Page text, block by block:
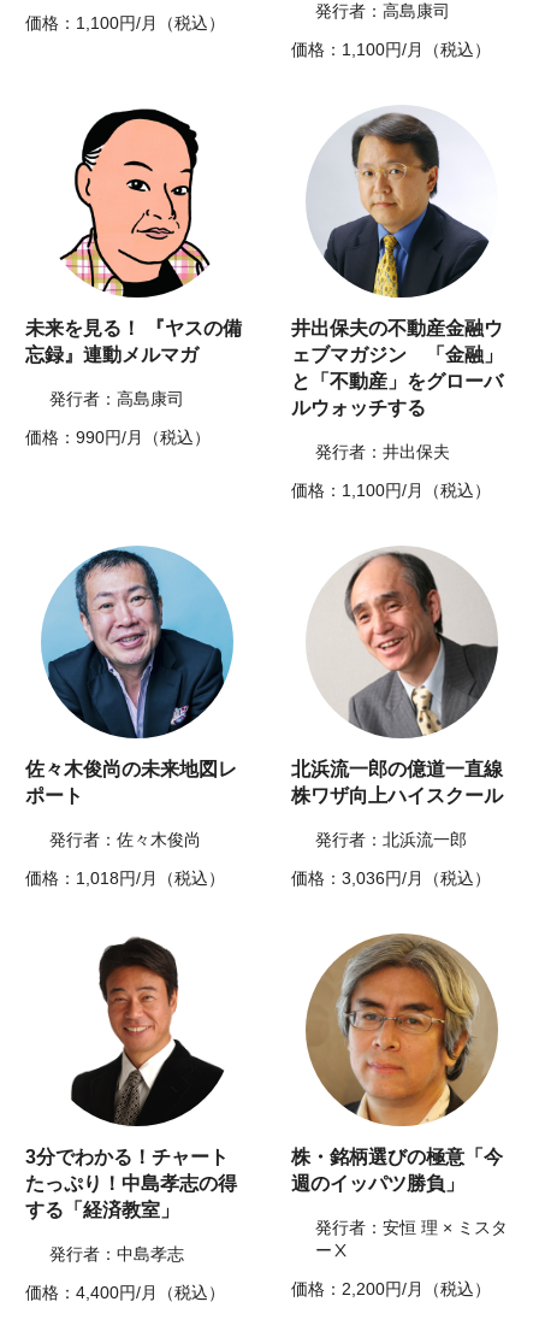
価格：1,100円/月（税込）
発行者：高島康司
価格：1,100円/月（税込）
未来を見る！ 『ヤスの備
忘録』連動メルマガ
発行者：高島康司
価格：990円/月（税込）
井出保夫の不動産金融ウ
ェブマガジン 「金融」
と「不動産」をグローバ
ルウォッチする
発行者：井出保夫
価格：1,100円/月（税込）
佐々木俊尚の未来地図レ
ポート
発行者：佐々木俊尚
価格：1,018円/月（税込）
北浜流一郎の億道一直線
株ワザ向上ハイスクール
発行者：北浜流一郎
価格：3,036円/月（税込）
3分でわかる！チャート
たっぷり！中島孝志の得
する「経済教室」
発行者：中島孝志
価格：4,400円/月（税込）
株・銘柄選びの極意「今
週のイッパツ勝負」
発行者：安恒 理 × ミスタ
ーⅩ
価格：2,200円/月（税込）